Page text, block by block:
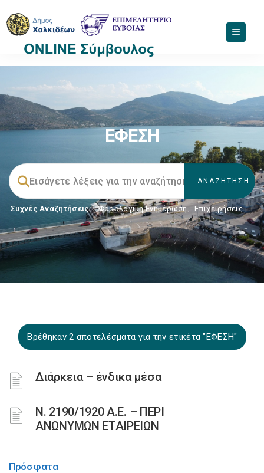
ΕΦΕΣΗ
Συχνές Αναζητήσεις: Φορολογικη Ενημέρωση, Επιχειρήσεις
Βρέθηκαν 2 αποτελέσματα για την ετικέτα "ΕΦΕΣΗ"
Διάρκεια – ένδικα μέσα
Ν. 2190/1920 Α.Ε. – ΠΕΡΙ
ΑΝΩΝΥΜΩΝ ΕΤΑΙΡΕΙΩΝ
Πρόσφατα